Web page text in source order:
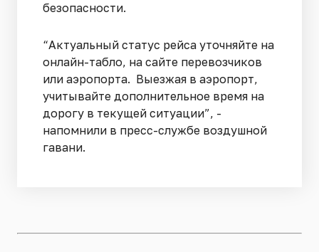
безопасности.
“Актуальный статус рейса уточняйте на
онлайн-табло, на сайте перевозчиков
или аэропорта. Выезжая в аэропорт,
учитывайте дополнительное время на
дорогу в текущей ситуации”, -
напомнили в пресс-службе воздушной
гавани.